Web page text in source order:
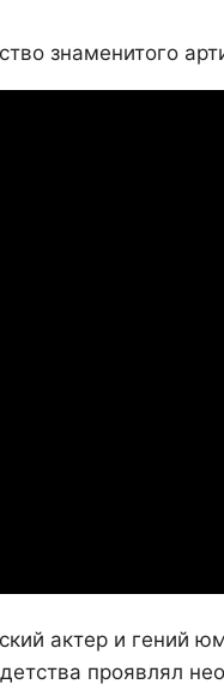
актер и гений
проявлял